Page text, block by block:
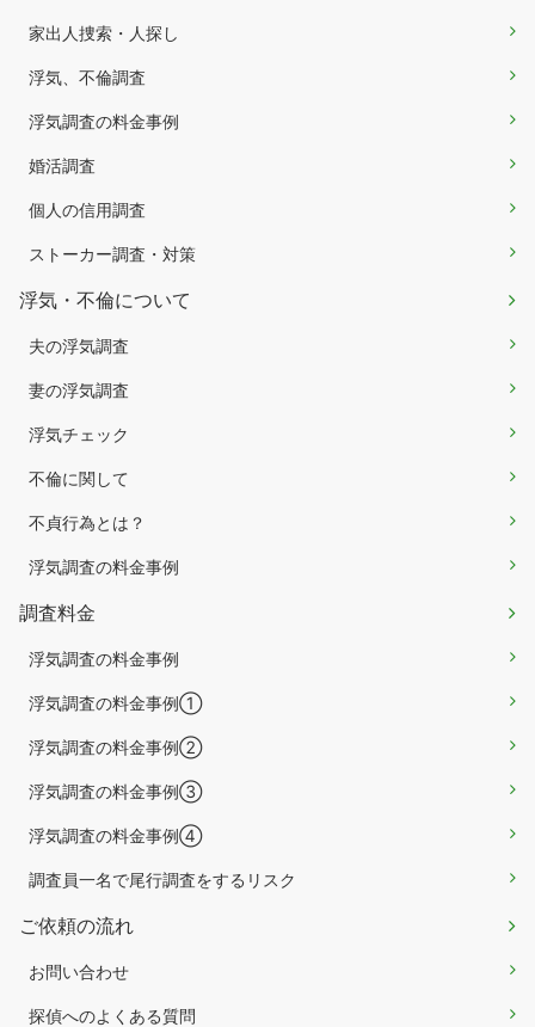
家出人捜索・人探し
浮気、不倫調査
浮気調査の料金事例
婚活調査
個人の信用調査
ストーカー調査・対策
浮気・不倫について
夫の浮気調査
妻の浮気調査
浮気チェック
不倫に関して
不貞行為とは？
浮気調査の料金事例
調査料金
浮気調査の料金事例
浮気調査の料金事例①
浮気調査の料金事例②
浮気調査の料金事例③
浮気調査の料金事例④
調査員一名で尾行調査をするリスク
ご依頼の流れ
お問い合わせ
探偵へのよくある質問